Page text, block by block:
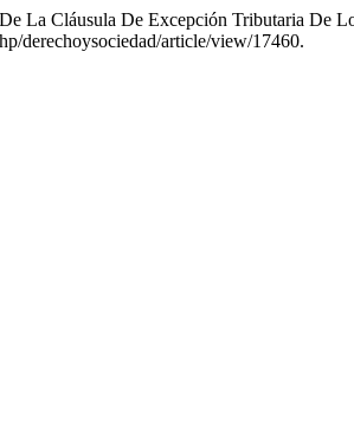
La Cláusula De Excepción Tributaria De
derechoysociedad/article/view/17460.